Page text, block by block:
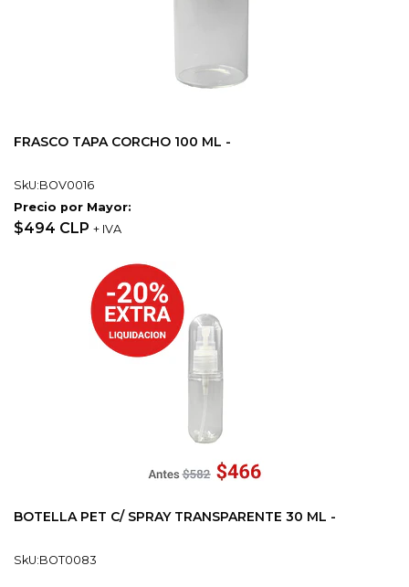
FRASCO TAPA CORCHO 100 ML -
SkU:BOV0016
Precio por Mayor:
$494 CLP + IVA
BOTELLA PET C/ SPRAY TRANSPARENTE 30 ML -
SkU:BOT0083